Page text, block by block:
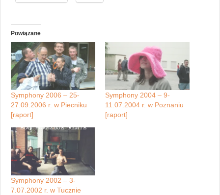
Powiązane
Symphony 2006 – 25-
27.09.2006 r. w Piecniku
[raport]
Symphony 2004 – 9-
11.07.2004 r. w Poznaniu
[raport]
Symphony 2002 – 3-
7.07.2002 r. w Tucznie